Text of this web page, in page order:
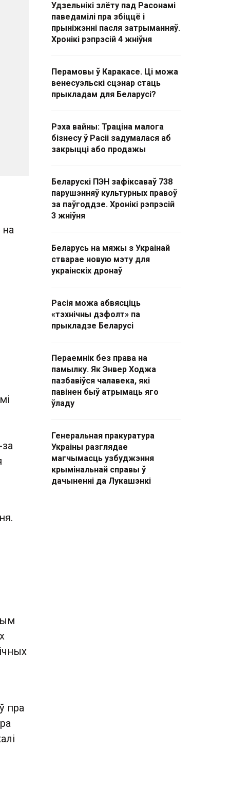
на
пра
Удзельнікі злёту пад Расонамі
паведамілі пра збіццё і
прыніжэнні пасля затрыманняў.
Хронікі рэпрэсій 4 жніўня
Перамовы ў Каракасе. Ці можа
венесуэльскі сцэнар стаць
прыкладам для Беларусі?
Рэха вайны: Траціна малога
бізнесу ў Расіі задумалася аб
закрыцці або продажы
Беларускі ПЭН зафіксаваў 738
парушэнняў культурных правоў
за паўгоддзе. Хронікі рэпрэсій
3 жніўня
Беларусь на мяжы з Украінай
стварае новую мэту для
украінскіх дронаў
Расія можа абвясціць
«тэхнічны дэфолт» па
прыкладзе Беларусі
Пераемнік без права на
памылку. Як Энвер Ходжа
пазбавіўся чалавека, які
павінен быў атрымаць яго
ўладу
Генеральная пракуратура
Украіны разглядае
магчымасць узбуджэння
крымінальнай справы ў
дачыненні да Лукашэнкі